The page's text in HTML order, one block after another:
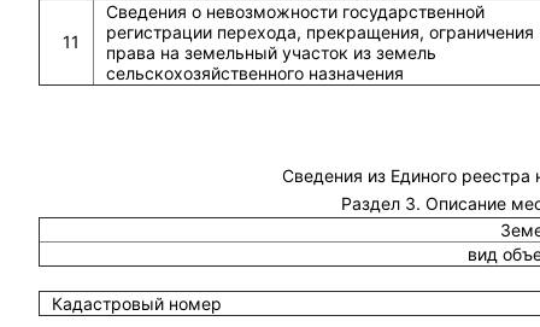
11
Сведения о невозможности государственной
регистрации перехода, прекращения, ограничения
права на земельный участок из земель
сельскохозяйственного назначения
Сведения из Единого
Раздел 3. Описание
вид
Кадастровый номер